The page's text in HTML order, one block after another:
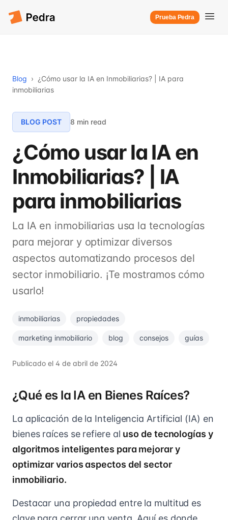
Prueba Pedra
Blog › ¿Cómo usar la IA en Inmobiliarias? | IA para
inmobiliarias
BLOG POST 8 min read
¿Cómo usar la IA en
Inmobiliarias? | IA
para inmobiliarias
La IA en inmobiliarias usa la tecnologías
para mejorar y optimizar diversos
aspectos automatizando procesos del
sector inmobiliario. ¡Te mostramos cómo
usarlo!
inmobiliarias propiedades
marketing inmobiliario blog consejos guías
Publicado el 4 de abril de 2024
¿Qué es la IA en Bienes Raíces?
La aplicación de la Inteligencia Artificial (IA) en
bienes raíces se refiere al uso de tecnologías y
algoritmos inteligentes para mejorar y
optimizar varios aspectos del sector
inmobiliario.
Destacar una propiedad entre la multitud es